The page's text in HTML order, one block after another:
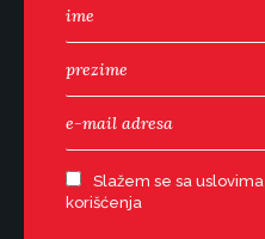
Slažem se sa uslovima
korišćenja